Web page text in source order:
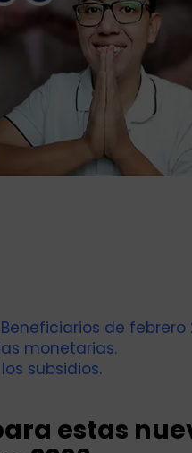
de febrero
monetarias.
subsidios.
estas